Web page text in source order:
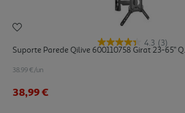
4.3 (3)
Suporte Parede Qilive 600110758 Girat 23-65"
38.99 €/un
38,99 €